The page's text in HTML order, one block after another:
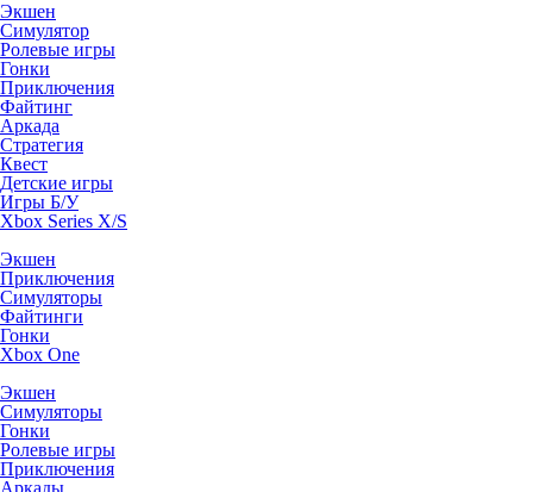
Экшен
Симулятор
Ролевые игры
Гонки
Приключения
Файтинг
Аркада
Стратегия
Квест
Детские игры
Игры Б/У
Xbox Series X/S
Экшен
Приключения
Симуляторы
Файтинги
Гонки
Xbox One
Экшен
Симуляторы
Гонки
Ролевые игры
Приключения
Аркады